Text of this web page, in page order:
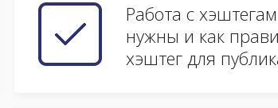
Работа с
нужны и как
хэштег для